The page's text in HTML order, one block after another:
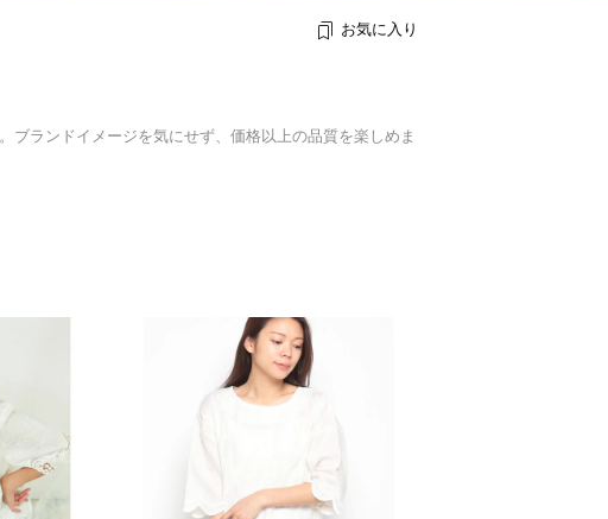
お気に入り
ランドイメージを気にせず、価格以上の品質を楽しめま